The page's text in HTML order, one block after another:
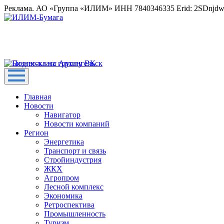
Реклама. АО «Группа «ИЛИМ» ИНН 7840346335 Erid:
Главная
Новости
Навигатор
Новости компаний
Регион
Энергетика
Транспорт и связь
Стройиндустрия
ЖКХ
Агропром
Лесной комплекс
Экономика
Ретроспектива
Промышленность